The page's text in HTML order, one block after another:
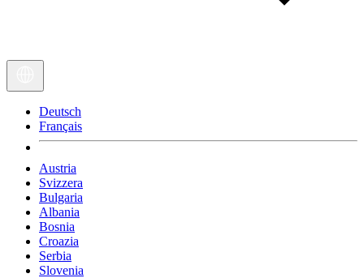
Deutsch
Français
Austria
Svizzera
Bulgaria
Albania
Bosnia
Croazia
Serbia
Slovenia